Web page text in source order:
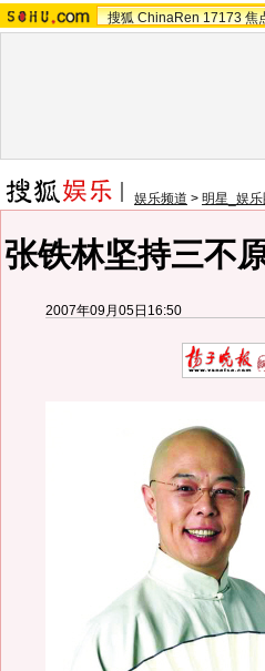
搜狐 ChinaRen 17173 焦
娱乐频道 > 明星_娱乐
张铁林坚持三不
2007年09月05日16:50